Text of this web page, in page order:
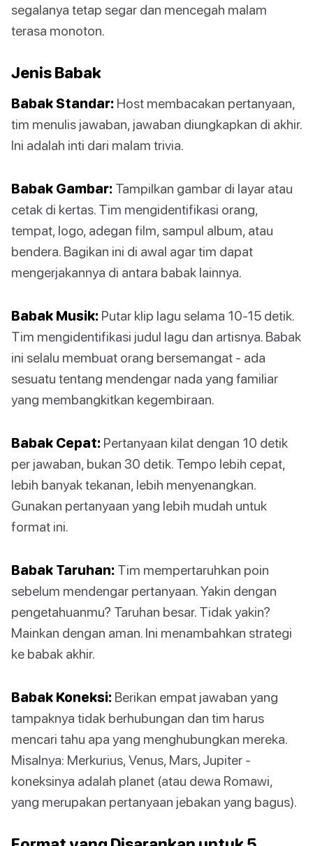
segalanya tetap segar dan mencegah malam
terasa monoton.
Jenis Babak
Babak Standar: Host membacakan pertanyaan,
tim menulis jawaban, jawaban diungkapkan di akhir.
Ini adalah inti dari malam trivia.
Babak Gambar: Tampilkan gambar di layar atau
cetak di kertas. Tim mengidentifikasi orang,
tempat, logo, adegan film, sampul album, atau
bendera. Bagikan ini di awal agar tim dapat
mengerjakannya di antara babak lainnya.
Babak Musik: Putar klip lagu selama 10-15 detik.
Tim mengidentifikasi judul lagu dan artisnya. Babak
ini selalu membuat orang bersemangat - ada
sesuatu tentang mendengar nada yang familiar
yang membangkitkan kegembiraan.
Babak Cepat: Pertanyaan kilat dengan 10 detik
per jawaban, bukan 30 detik. Tempo lebih cepat,
lebih banyak tekanan, lebih menyenangkan.
Gunakan pertanyaan yang lebih mudah untuk
format ini.
Babak Taruhan: Tim mempertaruhkan poin
sebelum mendengar pertanyaan. Yakin dengan
pengetahuanmu? Taruhan besar. Tidak yakin?
Mainkan dengan aman. Ini menambahkan strategi
ke babak akhir.
Babak Koneksi: Berikan empat jawaban yang
tampaknya tidak berhubungan dan tim harus
mencari tahu apa yang menghubungkan mereka.
Misalnya: Merkurius, Venus, Mars, Jupiter -
koneksinya adalah planet (atau dewa Romawi,
yang merupakan pertanyaan jebakan yang bagus).